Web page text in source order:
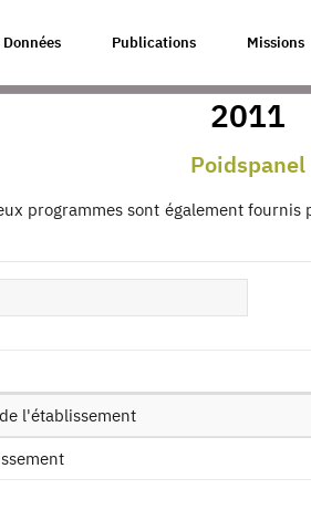
Données Publications Missions
REPONSE :
produits :2017-2023,2005-2011
de fichier
2011
Poidspanel
programmes sont également
de l'établissement